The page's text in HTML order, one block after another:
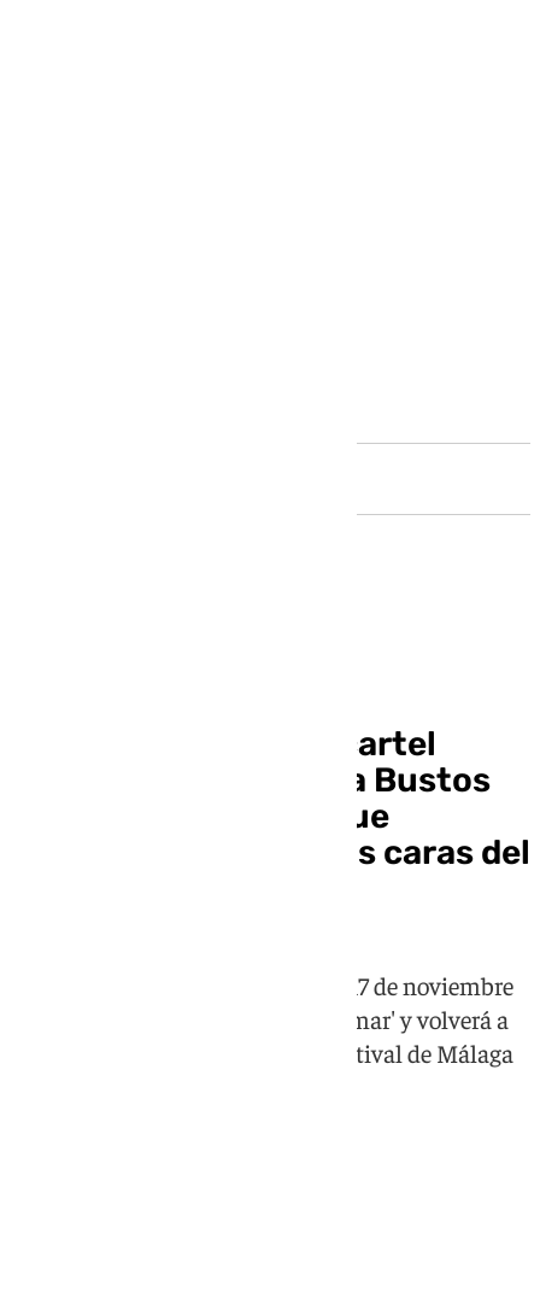
Fancine presenta el cartel
diseñado por Natacha Bustos
para su 36ª edición que
explorará las distintas caras del
El certamen se celebrará del 11 al 17 de noviembre
bajo el lema 'Programados para amar' y volverá a
contar con la colaboración del Festival de Málaga